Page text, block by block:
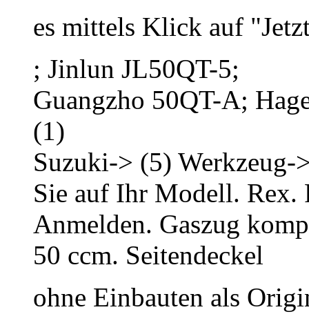
es mittels Klick auf
; Jinlun JL50QT-5;
Guangzho 50QT-A;
(1)
Suzuki-> (5)
Sie auf Ihr Modell. Rex.
Anmelden. Gaszug
50 ccm. Seitendeckel
ohne Einbauten als